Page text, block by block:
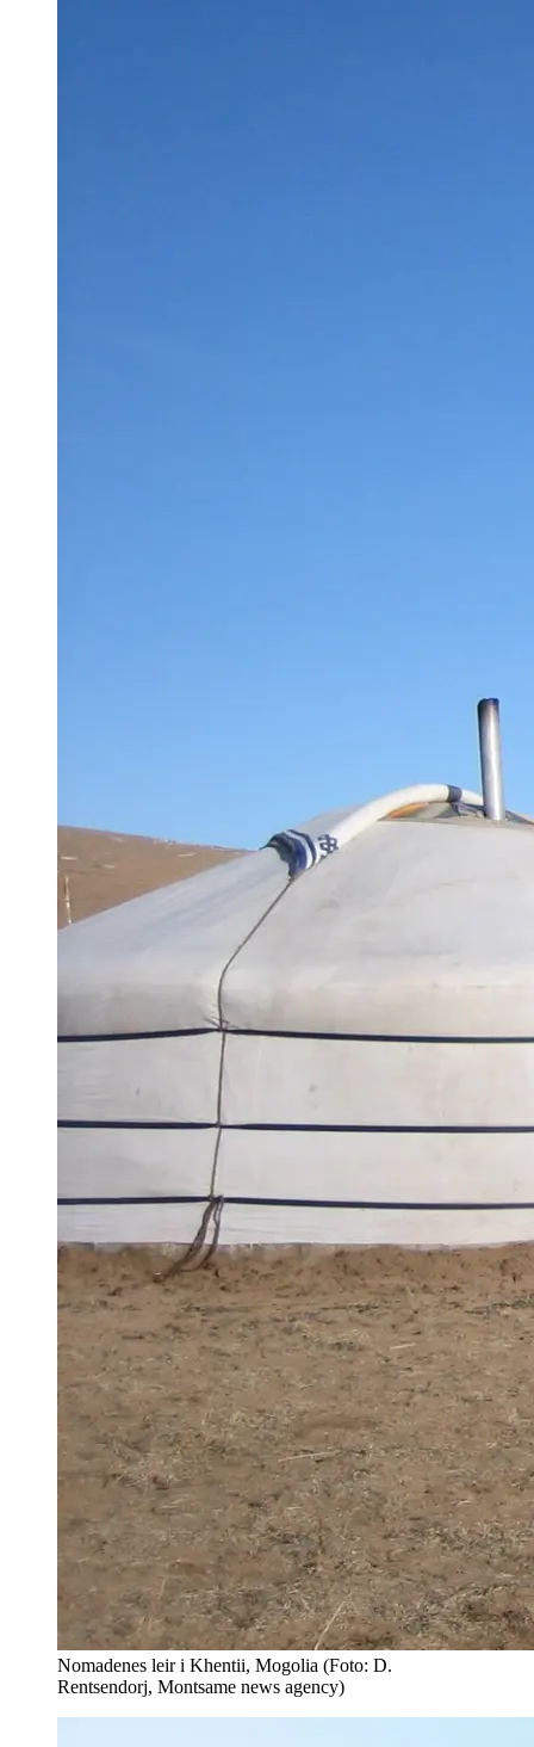
Nomadenes leir i Khentii, Mogolia (Foto: D.
Rentsendorj, Montsame news agency)